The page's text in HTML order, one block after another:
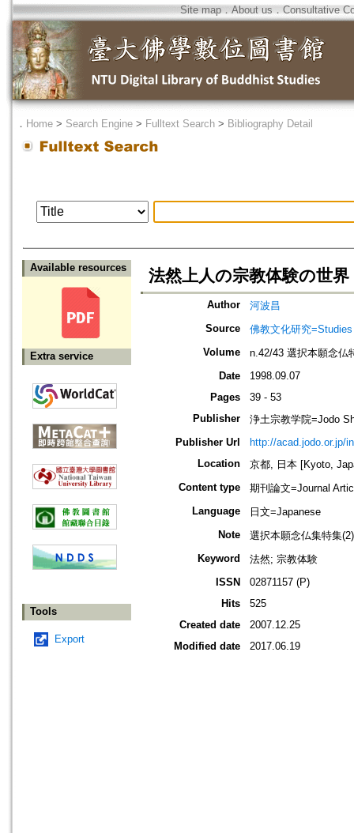
Site map．About us ． Consultative
． Home > Search Engine > Fulltext Search > Bibliography Detail
Available resources
Extra service
Tools
Export
法然上人の宗教体験の世
Author
河波昌
Source
佛教文化研究
Volume
n.42/43 選択本願念仏
Date
1998.09.07
Pages
39 - 53
Publisher
浄土宗教学院=Jodo
Publisher Url
http://acad.jodo.or.jp/
Location
京都, 日本 [Kyoto,
Content type
期刊論文=Journal
Language
日文=Japanese
Note
選択本願念仏集特集(2)
Keyword
法然; 宗教体験
ISSN
02871157 (P)
Hits
525
Created date
2007.12.25
Modified date
2017.06.19